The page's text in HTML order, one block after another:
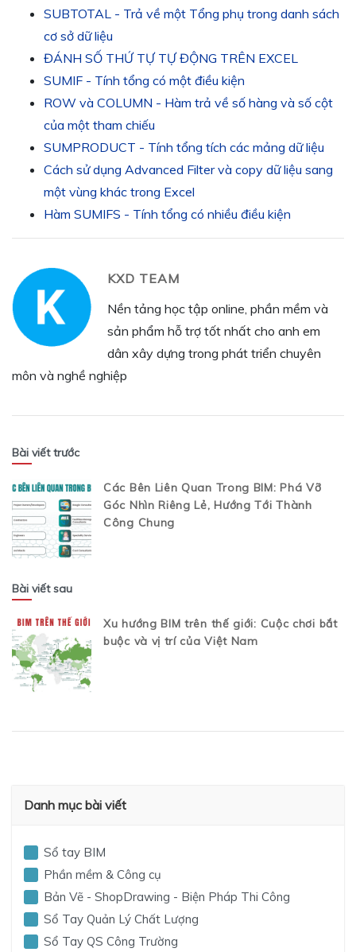
SUBTOTAL - Trả về một Tổng phụ trong danh sách
cơ sở dữ liệu
ĐÁNH SỐ THỨ TỰ TỰ ĐỘNG TRÊN EXCEL
SUMIF - Tính tổng có một điều kiện
ROW và COLUMN - Hàm trả về số hàng và số cột
của một tham chiếu
SUMPRODUCT - Tính tổng tích các mảng dữ liệu
Cách sử dụng Advanced Filter và copy dữ liệu sang
một vùng khác trong Excel
Hàm SUMIFS - Tính tổng có nhiều điều kiện
KXD TEAM
Nền tảng học tập online, phần mềm và
sản phẩm hỗ trợ tốt nhất cho anh em
dân xây dựng trong phát triển chuyên
môn và nghề nghiệp
Bài viết trước
Các Bên Liên Quan Trong BIM: Phá Vỡ
Góc Nhìn Riêng Lẻ, Hướng Tới Thành
Công Chung
Bài viết sau
Xu hướng BIM trên thế giới: Cuộc chơi bắt
buộc và vị trí của Việt Nam
Danh mục bài viết
Sổ tay BIM
Phần mềm & Công cụ
Bản Vẽ - ShopDrawing - Biện Pháp Thi Công
Sổ Tay Quản Lý Chất Lượng
Sổ Tay QS Công Trường